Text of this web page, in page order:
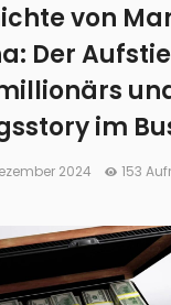
von
Der
im
2024 153